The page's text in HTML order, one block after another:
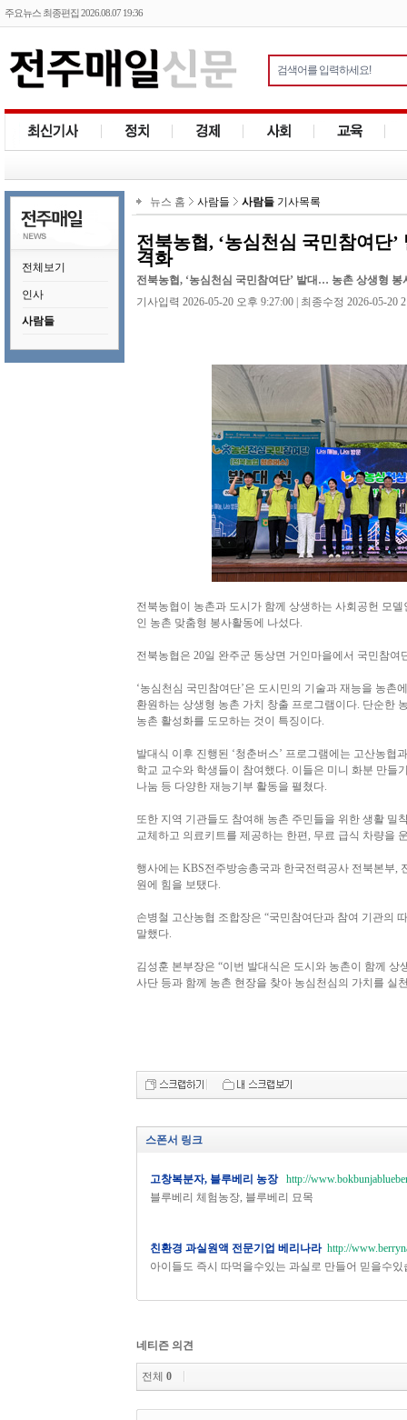
주요뉴스 최종편집 2026.08.07 19:36
전체보기
인사
사람들
뉴스 홈 사람들 사람들 기사목록
전북농협, ‘농심천심 국민참여단
격화
전북농협, ‘농심천심 국민참여단’ 발대… 농촌 상생형 봉
기사입력 2026-05-20 오후 9:27:00 | 최종수정 2026-05-20
전북농협이 농촌과 도시가 함께 상생하는 사회공헌 모
인 농촌 맞춤형 봉사활동에 나섰다.
전북농협은 20일 완주군 동상면 거인마을에서 국민참여
‘농심천심 국민참여단’은 도시민의 기술과 재능을 농
환원하는 상생형 농촌 가치 창출 프로그램이다. 단순한
농촌 활성화를 도모하는 것이 특징이다.
발대식 이후 진행된 ‘청춘버스’ 프로그램에는 고산농
학교 교수와 학생들이 참여했다. 이들은 미니 화분 만들
나눔 등 다양한 재능기부 활동을 펼쳤다.
또한 지역 기관들도 참여해 농촌 주민들을 위한 생활 밀
교체하고 의료키트를 제공하는 한편, 무료 급식 차량을
행사에는 KBS전주방송총국과 한국전력공사 전북본부,
원에 힘을 보탰다.
손병철 고산농협 조합장은 “국민참여단과 참여 기관의
말했다.
김성훈 본부장은 “이번 발대식은 도시와 농촌이 함께
사단 등과 함께 농촌 현장을 찾아 농심천심의 가치를 실
스폰서 링크
고창복분자, 블루베리 농장 http://
블루베리 체험농장, 블루베리 묘목
친환경 과실원액 전문기업 베리나라 http://
아이들도 즉시 따먹을수있는 과실로 만들어 믿을수있
네티즌 의견
전체 0